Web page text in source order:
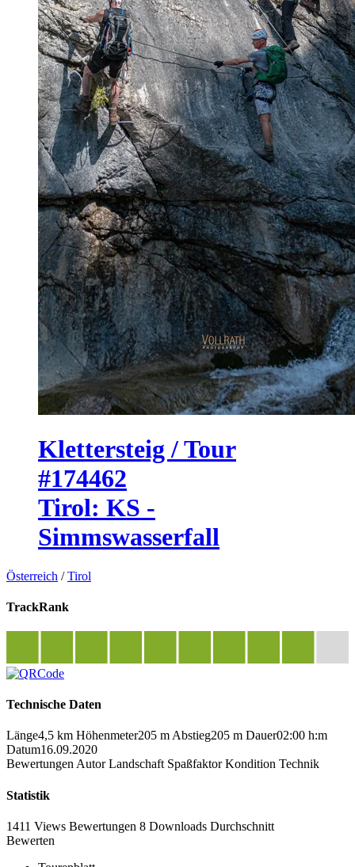
Klettersteig / Tour
#174462
Tirol: KS -
Simmswasserfall
Österreich /Tirol
TrackRank
Technische Daten
Länge4,5 km Höhenmeter205 m Abstieg205 m Dauer02:00 h:m
Datum16.09.2020
Bewertungen Autor Landschaft Spaßfaktor Kondition Technik
Statistik
1411 Views Bewertungen 8 Downloads Durchschnitt
Bewerten